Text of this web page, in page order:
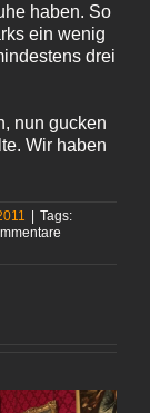
haben. So
ein wenig
drei
nun gucken
Wir haben
| Tags: